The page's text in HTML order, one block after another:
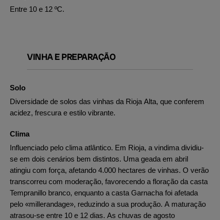
Entre 10 e 12 ºC.
VINHA E PREPARAÇÃO
Solo
Diversidade de solos das vinhas da Rioja Alta, que conferem
acidez, frescura e estilo vibrante.
Clima
Influenciado pelo clima atlântico. Em Rioja, a vindima dividiu-
se em dois cenários bem distintos. Uma geada em abril
atingiu com força, afetando 4.000 hectares de vinhas. O verão
transcorreu com moderação, favorecendo a floração da casta
Tempranillo branco, enquanto a casta Garnacha foi afetada
pelo «millerandage», reduzindo a sua produção. A maturação
atrasou-se entre 10 e 12 dias. As chuvas de agosto